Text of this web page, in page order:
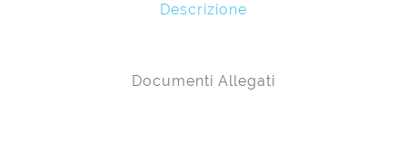
Descrizione
Documenti Allegati